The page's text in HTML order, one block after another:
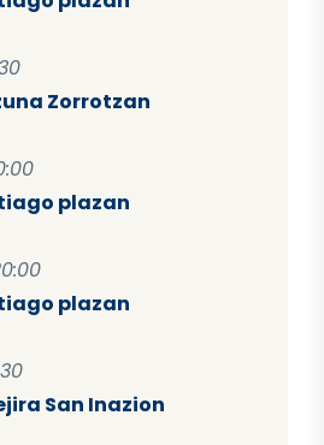
Zorrotzan
plazan
plazan
San Inazion